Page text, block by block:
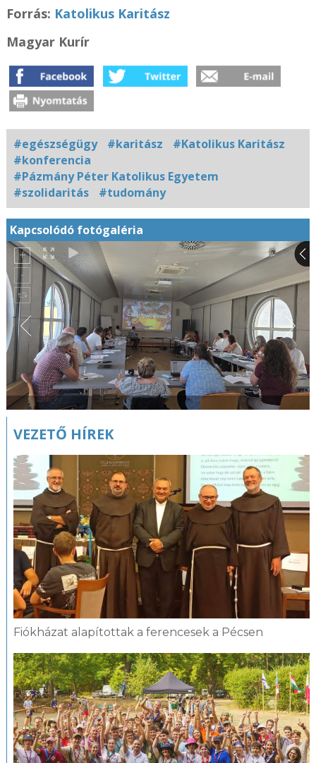
Forrás: Katolikus Karitász
Magyar Kurír
#egészségügy #karitász
#Katolikus Karitász
#konferencia
#Pázmány Péter Katolikus Egyetem
#szolidaritás
#tudomány
Kapcsolódó fotógaléria
VEZETŐ HÍREK
Fiókházat alapítottak a ferencesek a Pécsen